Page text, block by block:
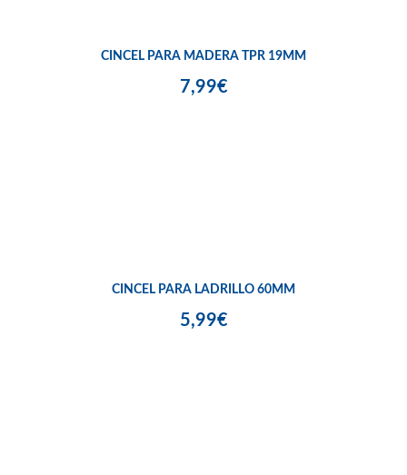
CINCEL PARA MADERA TPR 19MM
7,99€
CINCEL PARA LADRILLO 60MM
5,99€